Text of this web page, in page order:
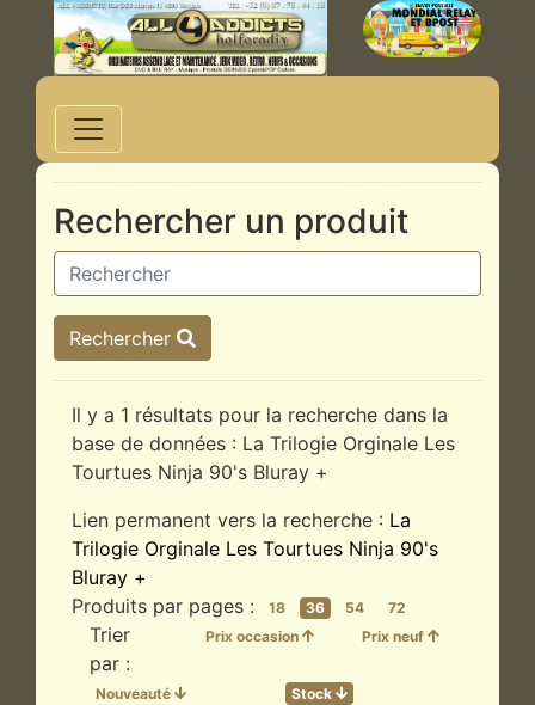
Rechercher un produit
Rechercher
Il y a 1 résultats pour la recherche dans la
base de données : La Trilogie Orginale Les
Tourtues Ninja 90's Bluray +
Lien permanent vers la recherche : La
Trilogie Orginale Les Tourtues Ninja 90's
Bluray +
Produits par pages :
18 36 54 72
Trier
par :
Prix occasion Prix neuf
Nouveauté Stock